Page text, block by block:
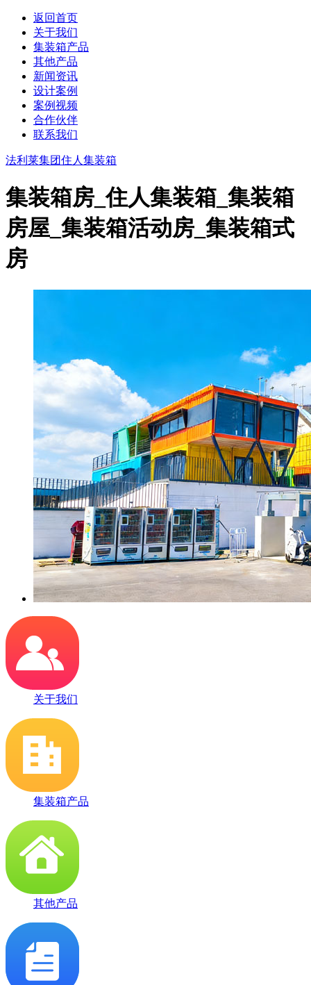
返回首页
关于我们
集装箱产品
其他产品
新闻资讯
设计案例
案例视频
合作伙伴
联系我们
法利莱集团住人集装箱
集装箱房_住人集装箱_集装箱
房屋_集装箱活动房_集装箱式
房
关于我们
集装箱产品
其他产品